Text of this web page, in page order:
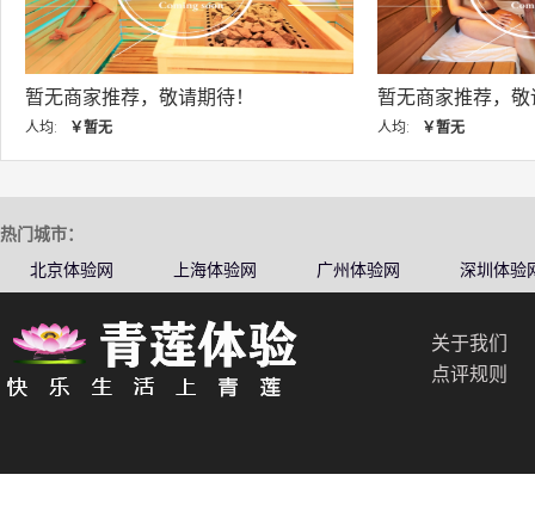
暂无商家推荐，敬请期待！
人均: ￥暂无
暂无商家推荐，
人均: ￥暂无
热门城市：
北京体验网
上海体验网 广州体验网 深圳体验
关于我们
点评规则